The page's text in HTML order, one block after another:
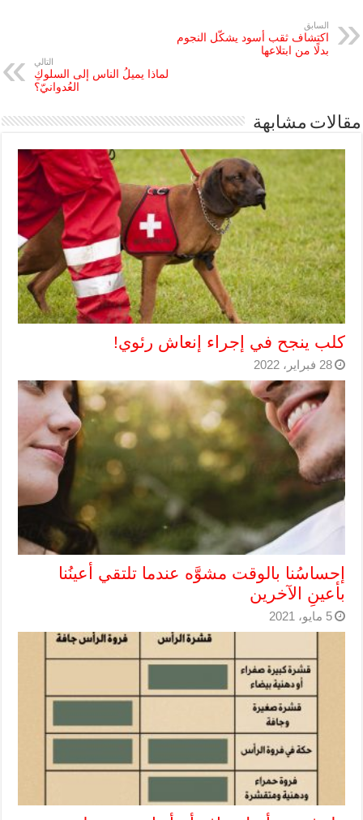
السابق
اكتشاف ثقب أسود يشكّل النجوم
بدلًا من ابتلاعها
التالي
لماذا يميلُ الناس إلى السلوكِ
العُدوانيّ؟
مقالات مشابهة
كلب ينجح في إجراء إنعاش رئوي!
28 فبراير، 2022
إحساسُنا بالوقت مشوَّه عندما تلتقي أعينُنا
بأعينِ الآخرين
5 مايو، 2021